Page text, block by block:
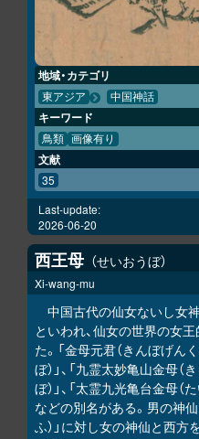
地域・カテゴリ
東アジア 中国神話
キーワード
鳥類 画像有り
文献
35
Last-update:
2026-06-20
西王母 せいおうぼ
Xi-wang-mu
中国古代の仙女ないし女
といわれ、仙女の世界の女
た。「金母元君（きんぼげん
ぼ）」、「九霊太妙亀山金母
ぼ）」、「太霊九光亀台金母
などの別名がある。男の神
ふ）」に対し女の神仙と西方